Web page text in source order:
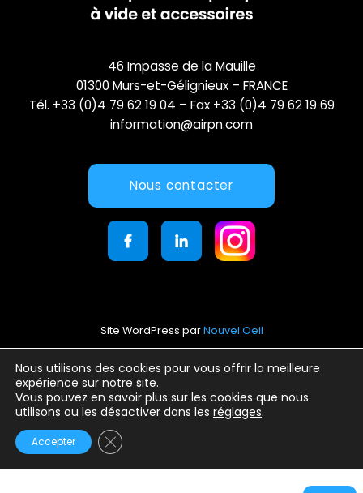
Nous utilisons des cookies pour vous offrir la meilleure
expérience sur notre site.
Vous pouvez en savoir plus sur les cookies que nous
utilisons ou les désactiver dans les réglages.
Accepter Fermer la bannière des cookies GDPR
46 Impasse de la Mauille
01300 Murs-et-Gélignieux – FRANCE
Tél. +33 (0)4 79 62 19 04 – Fax +33 (0)4 79 62 19 69
information@airpn.com
Nous contacter
Site WordPress parNouvel Oeil
Mentions légales
Conditions générales d’utilisation
Politique de confidentialité